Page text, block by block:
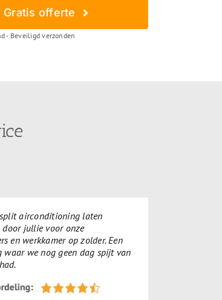
Gratis offerte
- Beveiligd verzonden
airconditioning laten
door jullie voor onze
en werkkamer op zolder. Een
waar we nog geen dag spijt van